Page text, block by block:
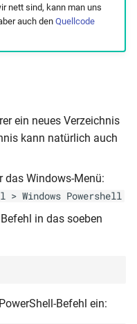
nett sind, kann man uns
auch denQuellcode
ein neues Verzeichnis
kann natürlich auch
das Windows-Menü:
> Windows Powershell
in das soeben
Befehl ein: